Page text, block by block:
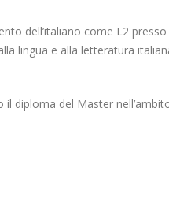
dell’italiano come L2
lingua e alla letteratura
diploma del Master